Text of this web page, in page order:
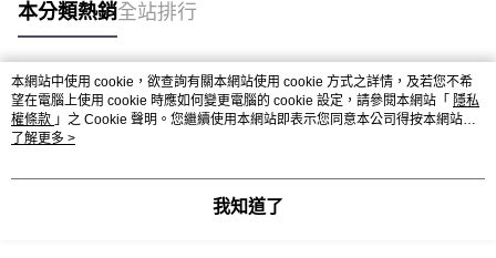
本分類熱銷全站排行
熱門標籤
本網站中使用 cookie，欲查詢有關本網站使用 cookie 方式之詳情，及若您不希
望在電腦上使用 cookie 時應如何變更電腦的 cookie 設定，請參閱本網站「 隱私
權條款 」之 Cookie 聲明。您繼續使用本網站即表示您同意本公司得按本網站使
用條款之 Cookie 聲明使用 cookie。
了解更多 >
我知道了